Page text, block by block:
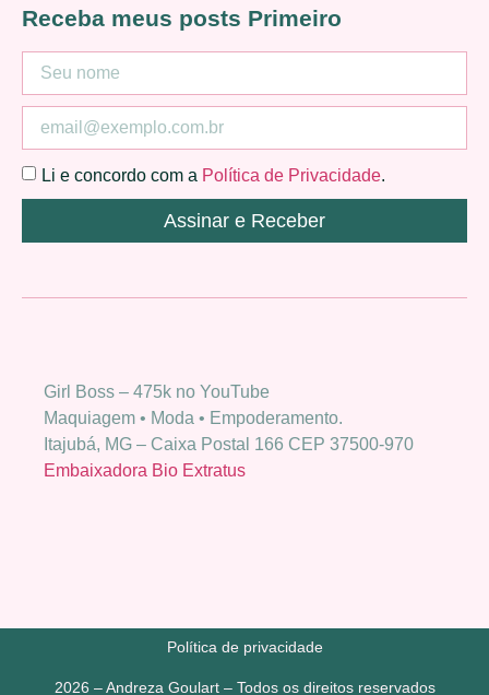
Girl Boss – 475k no YouTube
Maquiagem • Moda • Empoderamento.
Itajubá, MG – Caixa Postal 166 CEP 37500-970
Embaixadora Bio Extratus
Receba meus posts Primeiro
Li e concordo com a Política de Privacidade.
Assinar e Receber
Política de privacidade
2026 – Andreza Goulart – Todos os direitos reservados